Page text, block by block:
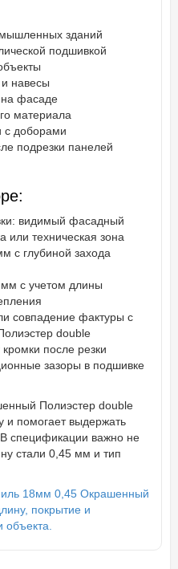
зданий
подшивкой
и навесы
фасаде
материала
с доборами
подрезки панелей
видимый фасадный
или техническая зона
с глубиной захода
с учетом длины
совпадение фактуры с
double
после резки
зазоры в подшивке
Полиэстер double
и помогает выдержать
спецификации важно не
стали 0,45 мм и тип
18мм 0,45 Окрашенный
покрытие и
объекта.